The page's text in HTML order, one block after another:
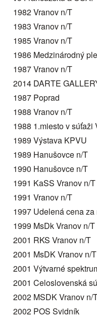
1982 Vranov n/T
1983 Vranov n/T
1985 Vranov n/T
1986 Medzinárodný
1987 Vranov n/T
2014 DARTE
1987 Poprad
1988 Vranov n/T
1988 1.miesto v súťaži
1989 Výstava KPVU
1989 Hanušovce n/T
1990 Hanušovce n/T
1991 KaSS Vranov n/T
1991 Vranov n/T
1997 Udelená cena
1999 MsDk Vranov n/T
2001 RKS Vranov n/T
2001 MsDK Vranov n/T
2001 Výtvarné
2001 Celoslovenská
2002 MSDK Vranov n/
2002 POS Svidník